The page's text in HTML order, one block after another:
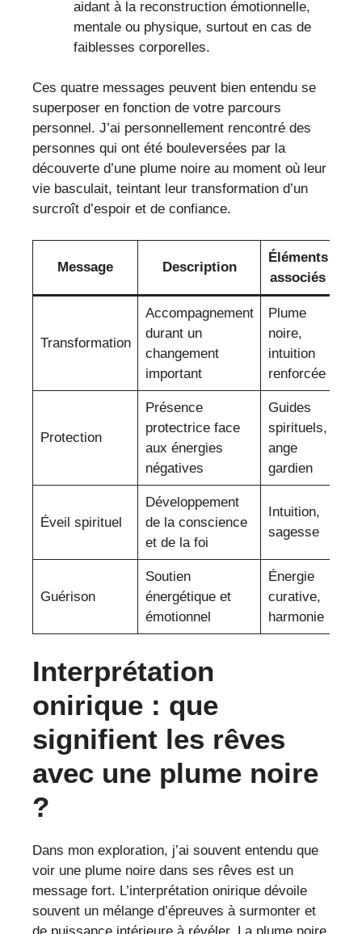
aidant à la reconstruction émotionnelle,
mentale ou physique, surtout en cas de
faiblesses corporelles.
Ces quatre messages peuvent bien entendu se
superposer en fonction de votre parcours
personnel. J’ai personnellement rencontré des
personnes qui ont été bouleversées par la
découverte d’une plume noire au moment où leur
vie basculait, teintant leur transformation d’un
surcroît d’espoir et de confiance.
Message Description
Éléments
associés
Transformation
Accompagnement
durant un
changement
important
Plume
noire,
intuition
renforcée
Protection
Présence
protectrice face
aux énergies
négatives
Guides
spirituels,
ange
gardien
Éveil spirituel
Développement
de la conscience
et de la foi
Intuition,
sagesse
Guérison
Soutien
énergétique et
émotionnel
Énergie
curative,
harmonie
Interprétation
onirique : que
signifient les rêves
avec une plume noire
?
Dans mon exploration, j’ai souvent entendu que
voir une plume noire dans ses rêves est un
message fort. L’interprétation onirique dévoile
souvent un mélange d’épreuves à surmonter et